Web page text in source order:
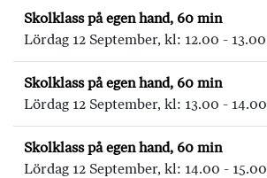
Skolklass på egen hand, 60 min
Lördag 12 September, kl: 12.00 - 13.00
Skolklass på egen hand, 60 min
Lördag 12 September, kl: 13.00 - 14.00
Skolklass på egen hand, 60 min
Lördag 12 September, kl: 14.00 - 15.00